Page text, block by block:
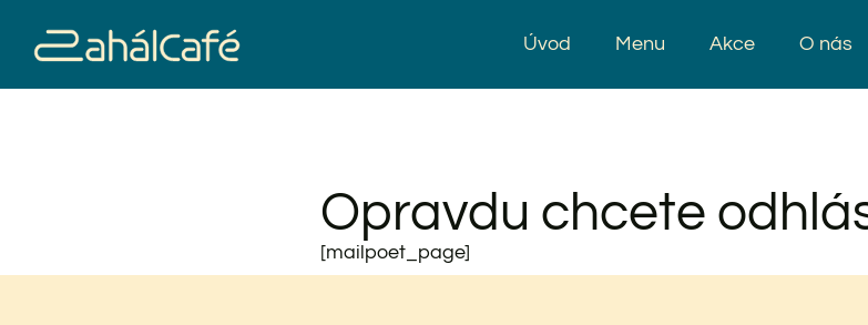
Úvod Menu Akce O nás
Opravdu chcete
[mailpoet_page]